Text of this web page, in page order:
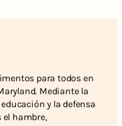
para todos en
Mediante la
y la defensa
el hambre,